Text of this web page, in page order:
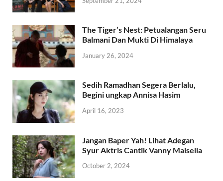
The Tiger’s Nest: Petualangan Seru
Balmani Dan Mukti Di Himalaya
January 26, 2024
Sedih Ramadhan Segera Berlalu,
Begini ungkap Annisa Hasim
April 16, 2023
Jangan Baper Yah! Lihat Adegan
Syur Aktris Cantik Vanny Maisella
October 2, 2024